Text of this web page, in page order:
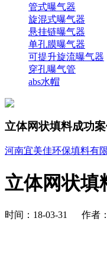
管式曝气器
旋混式曝气器
悬挂链曝气器
单孔膜曝气器
可提升旋流曝气器
穿孔曝气管
abs水帽
立体网状填料成功案
河南宜美佳环保填料有
立体网状填
时间：18-03-31 作者